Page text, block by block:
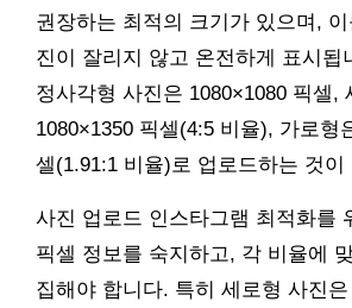
권장하는 최적의 크기가 있으며,
진이 잘리지 않고 온전하게 표시됩
정사각형 사진은 1080×1080 픽셀,
1080×1350 픽셀(4:5 비율), 가로형
셀(1.91:1 비율)로 업로드하는 것이
사진 업로드 인스타그램 최적화를
픽셀 정보를 숙지하고, 각 비율에
집해야 합니다. 특히 세로형 사진